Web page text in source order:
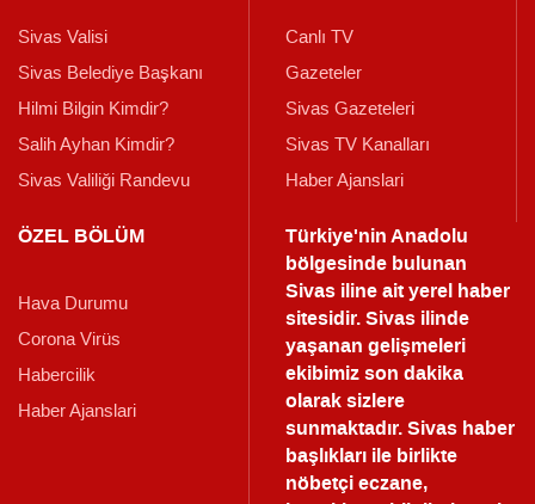
Sivas Valisi
Sivas Belediye Başkanı
Hilmi Bilgin Kimdir?
Salih Ayhan Kimdir?
Sivas Valiliği Randevu
Canlı TV
Gazeteler
Sivas Gazeteleri
Sivas TV Kanalları
Haber Ajanslari
ÖZEL BÖLÜM
Hava Durumu
Corona Virüs
Habercilik
Haber Ajanslari
Türkiye'nin Anadolu
bölgesinde bulunan
Sivas iline ait yerel haber
sitesidir. Sivas ilinde
yaşanan gelişmeleri
ekibimiz son dakika
olarak sizlere
sunmaktadır.Sivas haber
başlıkları ile birlikte
nöbetçi eczane,